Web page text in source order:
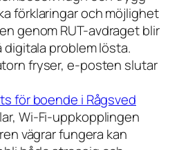
förklaringar och möjlighet
genom RUT-avdraget blir
problem lösta.
fryser, e-posten slutar
för boende i Rågsved
Wi-Fi-uppkopplingen
vägrar fungera kan